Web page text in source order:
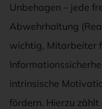
Unbehagen – jede
Abwehrhaltung
wichtig, Mitarbeiter
intrinsische
fördern. Hierzu